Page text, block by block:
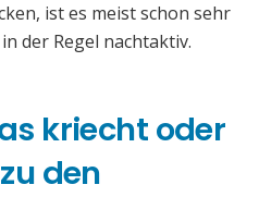
ist es meist schon sehr
der Regel nachtaktiv.
kriecht oder
den